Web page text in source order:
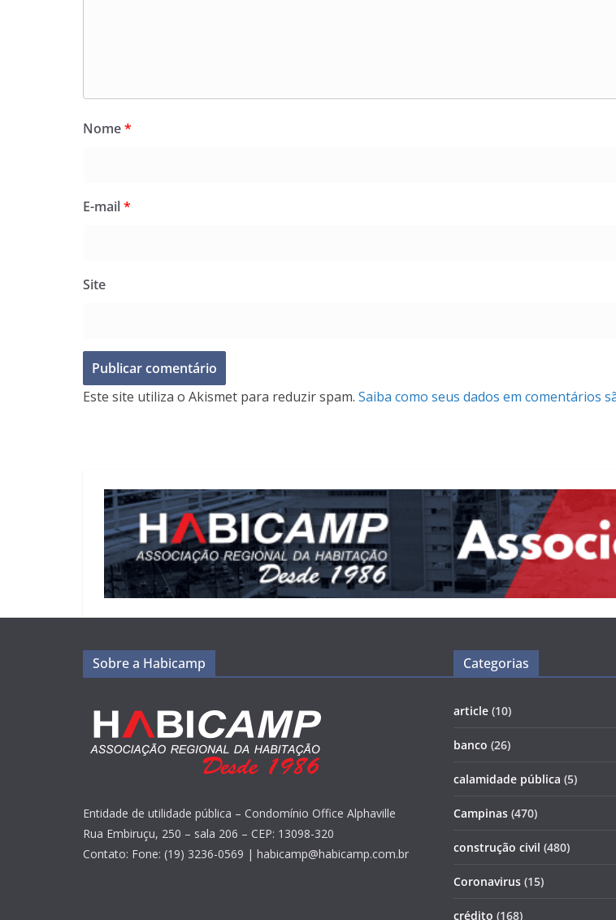
Nome*
E-mail*
Site
Este site utiliza o Akismet para reduzir spam. Saiba como seus dados em comentários
Sobre a Habicamp
Entidade de utilidade pública – Condomínio Office Alphaville
Rua Embiruçu, 250 – sala 206 – CEP: 13098-320
Contato: Fone: (19) 3236-0569 | habicamp@habicamp.com.br
Categorias
article (10)
banco (26)
calamidade pública (5)
Campinas (470)
construção civil (480)
Coronavirus (15)
crédito (168)